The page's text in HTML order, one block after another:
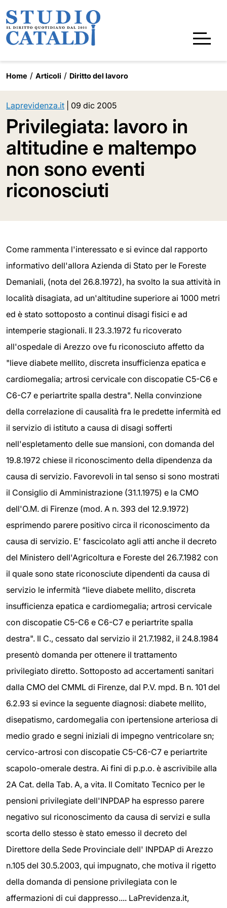
Home Articoli Diritto del lavoro
Laprevidenza.it 09 dic 2005
Privilegiata: lavoro in
altitudine e maltempo
non sono eventi
riconosciuti
Come rammenta l'interessato e si evince dal rapporto
informativo dell'allora Azienda di Stato per le Foreste
Demaniali, (nota del 26.8.1972), ha svolto la sua attività in
località disagiata, ad un'altitudine superiore ai 1000 metri
ed è stato sottoposto a continui disagi fisici e ad
intemperie stagionali. Il 23.3.1972 fu ricoverato
all'ospedale di Arezzo ove fu riconosciuto affetto da
"lieve diabete mellito, discreta insufficienza epatica e
cardiomegalia; artrosi cervicale con discopatie C5-C6 e
C6-C7 e periartrite spalla destra". Nella convinzione
della correlazione di causalità fra le predette infermità ed
il servizio di istituto a causa di disagi sofferti
nell'espletamento delle sue mansioni, con domanda del
19.8.1972 chiese il riconoscimento della dipendenza da
causa di servizio. Favorevoli in tal senso si sono mostrati
il Consiglio di Amministrazione (31.1.1975) e la CMO
dell'O.M. di Firenze (mod. A n. 393 del 12.9.1972)
esprimendo parere positivo circa il riconoscimento da
causa di servizio. E' fascicolato agli atti anche il decreto
del Ministero dell'Agricoltura e Foreste del 26.7.1982 con
il quale sono state riconosciute dipendenti da causa di
servizio le infermità “lieve diabete mellito, discreta
insufficienza epatica e cardiomegalia; artrosi cervicale
con discopatie C5-C6 e C6-C7 e periartrite spalla
destra". Il C., cessato dal servizio il 21.7.1982, il 24.8.1984
presentò domanda per ottenere il trattamento
privilegiato diretto. Sottoposto ad accertamenti sanitari
dalla CMO del CMML di Firenze, dal P.V. mpd. B n. 101 del
6.2.93 si evince la seguente diagnosi: diabete mellito,
disepatismo, cardomegalia con ipertensione arteriosa di
medio grado e segni iniziali di impegno ventricolare sn;
cervico-artrosi con discopatie C5-C6-C7 e periartrite
scapolo-omerale destra. Ai fini di p.p.o. è ascrivibile alla
2A Cat. della Tab. A, a vita. Il Comitato Tecnico per le
pensioni privilegiate dell'INPDAP ha espresso parere
negativo sul riconoscimento da causa di servizi e sulla
scorta dello stesso è stato emesso il decreto del
Direttore della Sede Provinciale dell' INPDAP di Arezzo
n.105 del 30.5.2003, qui impugnato, che motiva il rigetto
della domanda di pensione privilegiata con le
affermazioni di cui dappresso.... LaPrevidenza.it,